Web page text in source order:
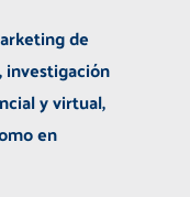
de
investigación
y virtual,
en